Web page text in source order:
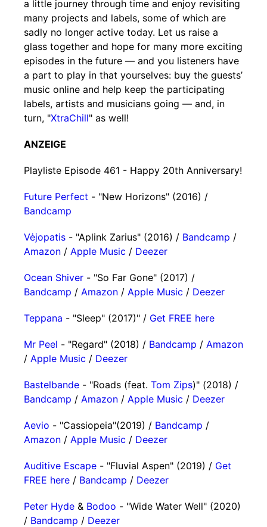
a little journey through time and enjoy revisiting
many projects and labels, some of which are
sadly no longer active today. Let us raise a
glass together and hope for many more exciting
episodes in the future — and you listeners have
a part to play in that yourselves: buy the guests’
music online and help keep the participating
labels, artists and musicians going — and, in
turn, "XtraChill" as well!
ANZEIGE
Playliste Episode 461 - Happy 20th Anniversary!
Future Perfect - "New Horizons" (2016) /
Bandcamp
Vėjopatis - "Aplink Zarius" (2016) / Bandcamp /
Amazon / Apple Music / Deezer
Ocean Shiver - "So Far Gone" (2017) /
Bandcamp / Amazon / Apple Music / Deezer
Teppana - "Sleep" (2017)" / Get FREE here
Mr Peel - "Regard" (2018) / Bandcamp / Amazon
/ Apple Music / Deezer
Bastelbande - "Roads (feat. Tom Zips)" (2018) /
Bandcamp / Amazon / Apple Music / Deezer
Aevio - "Cassiopeia"(2019) / Bandcamp /
Amazon / Apple Music / Deezer
Auditive Escape - "Fluvial Aspen" (2019) / Get
FREE here / Bandcamp / Deezer
Peter Hyde & Bodoo - "Wide Water Well" (2020)
/ Bandcamp / Deezer